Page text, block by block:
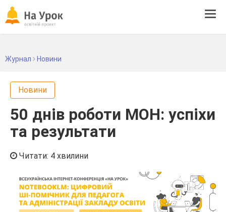
Журнал Новини
Новини
50 днів роботи МОН: успіхи
та результати
Читати: 4 хвилини